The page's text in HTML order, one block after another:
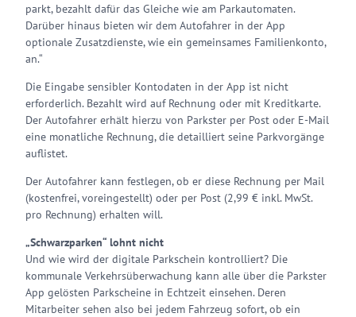
parkt, bezahlt dafür das Gleiche wie am Parkautomaten.
Darüber hinaus bieten wir dem Autofahrer in der App
optionale Zusatzdienste, wie ein gemeinsames Familienkonto,
an.“
Die Eingabe sensibler Kontodaten in der App ist nicht
erforderlich. Bezahlt wird auf Rechnung oder mit Kreditkarte.
Der Autofahrer erhält hierzu von Parkster per Post oder E-Mail
eine monatliche Rechnung, die detailliert seine Parkvorgänge
auflistet.
Der Autofahrer kann festlegen, ob er diese Rechnung per Mail
(kostenfrei, voreingestellt) oder per Post (2,99 € inkl. MwSt.
pro Rechnung) erhalten will.
„Schwarzparken“ lohnt nicht
Und wie wird der digitale Parkschein kontrolliert? Die
kommunale Verkehrsüberwachung kann alle über die Parkster
App gelösten Parkscheine in Echtzeit einsehen. Deren
Mitarbeiter sehen also bei jedem Fahrzeug sofort, ob ein